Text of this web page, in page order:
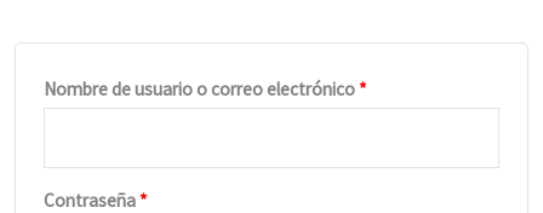
Nombre de usuario o correo electrónico *Obligatorio
Contraseña *Obligatorio